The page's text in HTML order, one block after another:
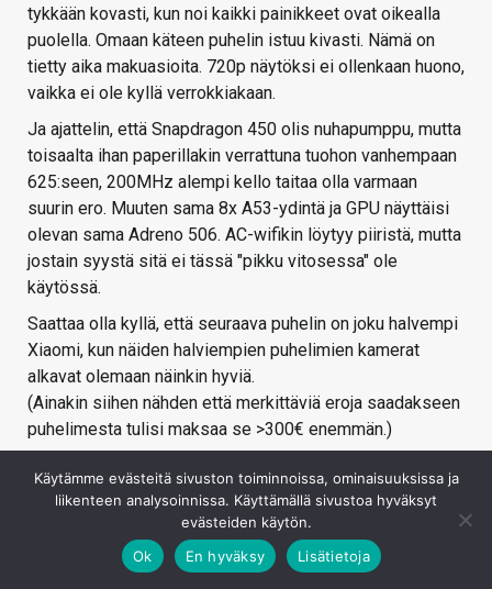
tykkään kovasti, kun noi kaikki painikkeet ovat oikealla
puolella. Omaan käteen puhelin istuu kivasti. Nämä on
tietty aika makuasioita. 720p näytöksi ei ollenkaan huono,
vaikka ei ole kyllä verrokkiakaan.
Ja ajattelin, että Snapdragon 450 olis nuhapumppu, mutta
toisaalta ihan paperillakin verrattuna tuohon vanhempaan
625:seen, 200MHz alempi kello taitaa olla varmaan
suurin ero. Muuten sama 8x A53-ydintä ja GPU näyttäisi
olevan sama Adreno 506. AC-wifikin löytyy piiristä, mutta
jostain syystä sitä ei tässä "pikku vitosessa" ole
käytössä.
Saattaa olla kyllä, että seuraava puhelin on joku halvempi
Xiaomi, kun näiden halviempien puhelimien kamerat
alkavat olemaan näinkin hyviä.
(Ainakin siihen nähden että merkittäviä eroja saadakseen
puhelimesta tulisi maksaa se >300€ enemmän.)
Käytämme evästeitä sivuston toiminnoissa, ominaisuuksissa ja
liikenteen analysoinnissa. Käyttämällä sivustoa hyväksyt
evästeiden käytön.
Ok
En hyväksy Lisätietoja